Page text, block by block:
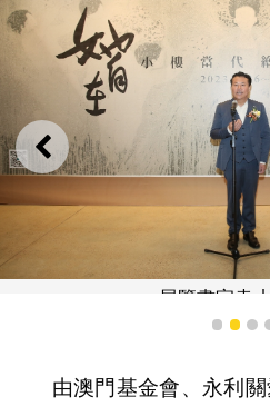
上一則
展覽畫家袁
1 2 3
由澳門基金會、永利